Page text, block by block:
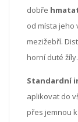
dobře
od místa jeho
mezižebří.
horní duté žíly.
Standardní
aplikovat do
přes jemnou